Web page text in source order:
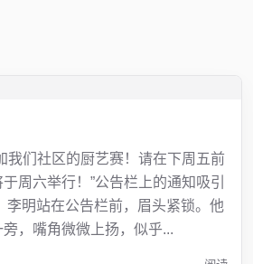
我们社区的厨艺赛！请在下周五前
周六举行！”公告栏上的通知吸引
李明站在公告栏前，眉头紧锁。他
，嘴角微微上扬，似乎...